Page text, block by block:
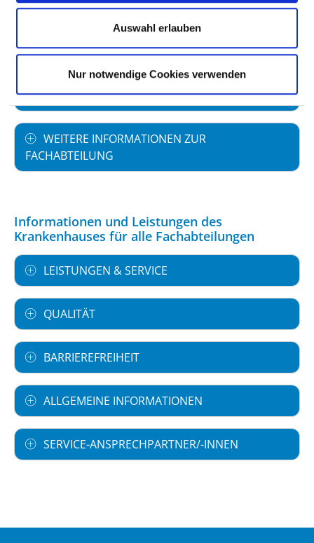
Auswahl erlauben
Nur notwendige Cookies verwenden
FACHEXPERTISE UND WEITERBILDUNG
MEDIZINISCHES LEISTUNGSANGEBOT MIT
FALLZAHLEN
WEITERE INFORMATIONEN ZUR
FACHABTEILUNG
Informationen und Leistungen des
Krankenhauses für alle Fachabteilungen
LEISTUNGEN & SERVICE
QUALITÄT
BARRIEREFREIHEIT
ALLGEMEINE INFORMATIONEN
SERVICE-ANSPRECHPARTNER/-INNEN